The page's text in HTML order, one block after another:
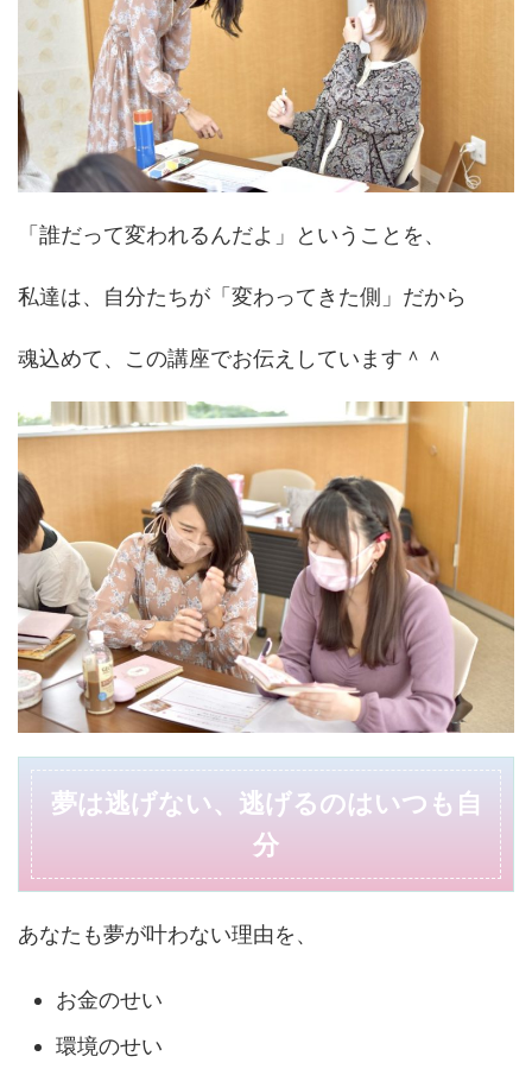
「誰だって変われるんだよ」ということを、
私達は、自分たちが「変わってきた側」だから
魂込めて、この講座でお伝えしています＾＾
夢は逃げない、逃げるのはいつも自
分
あなたも夢が叶わない理由を、
お金のせい
環境のせい